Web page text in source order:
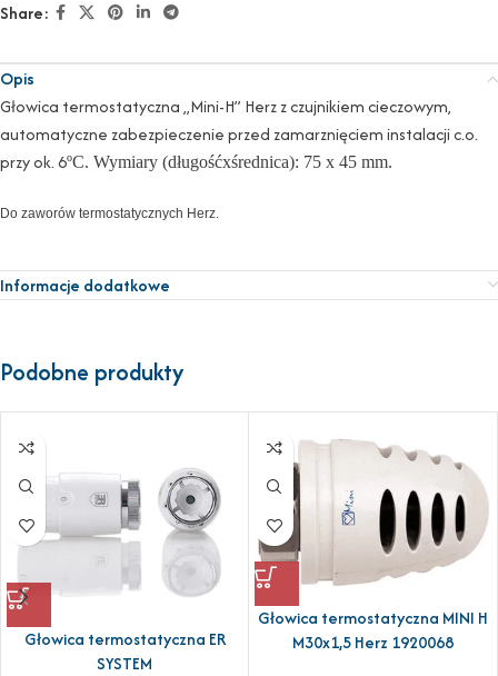
Share:
Opis
Głowica termostatyczna „Mini-H” Herz z czujnikiem cieczowym,
automatyczne zabezpieczenie przed zamarznięciem instalacji c.o.
przy ok. 6ºC. Wymiary (długośćxśrednica): 75 x 45 mm.
Do zaworów termostatycznych Herz.
Informacje dodatkowe
Podobne produkty
Głowica termostatyczna ER
SYSTEM
Głowica termostatyczna MINI H
M30x1,5 Herz 1920068